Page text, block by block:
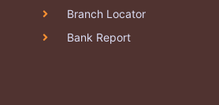
Branch Locator
Bank Report